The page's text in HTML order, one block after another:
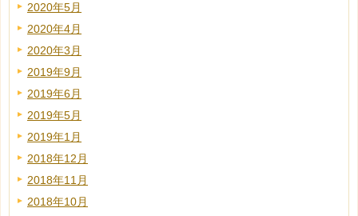
2020年5月
2020年4月
2020年3月
2019年9月
2019年6月
2019年5月
2019年1月
2018年12月
2018年11月
2018年10月